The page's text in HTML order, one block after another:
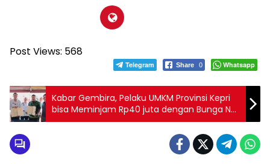
Post Views: 568
Telegram Share 0 Whatsapp
Kabar Gembira, Pelaku UMKM Provinsi Kepri
bisa Meminjam Rp40 juta dengan Bunga Nol
Persen